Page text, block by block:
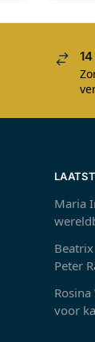
Maria
Peter
voor